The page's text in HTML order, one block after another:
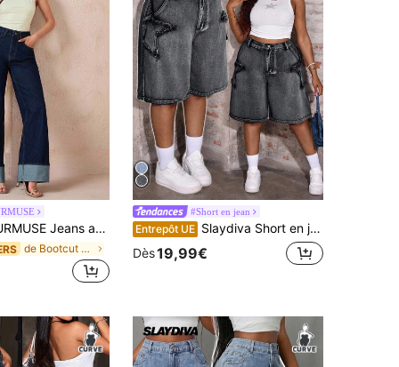
amples et décontractés à taille haute avec poches pour femmes grandes tailles
de Bootcut Denim grande taille
#Short en jean
Entrepôt UE Slaydiva Short en jean décontracté sans stretch pour femmes grandes tailles
Dès19,99€